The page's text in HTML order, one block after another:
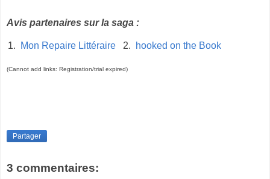
Avis partenaires sur la saga :
1. Mon Repaire Littéraire 2. hooked on the Book
(Cannot add links: Registration/trial expired)
Partager
3 commentaires: